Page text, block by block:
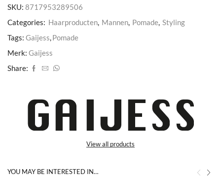
SKU: 8717953289506
Categories: Haarproducten, Mannen, Pomade, Styling
Tags: Gaijess,Pomade
Merk: Gaijess
Share:
View all products
YOU MAY BE INTERESTED IN…